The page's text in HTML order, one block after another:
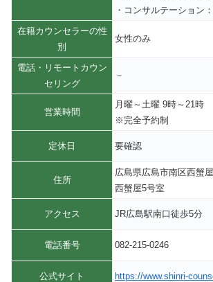
・コンサルテーション
在籍カウンセラーの性
別
女性のみ
電話・リモートカウン
セリング
－
営業時間
月曜～土曜 9時～21時
※完全予約制
定休日 要確認
住所
広島県広島市南区西蟹
西蟹屋5号室
アクセス JR広島駅南口徒歩5分
電話番号 082-215-0246
公式サイト https://www.shinri-